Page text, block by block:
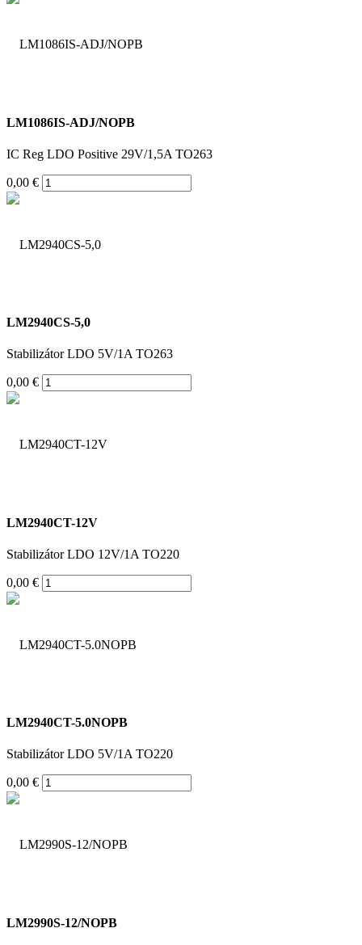
LM1086IS-ADJ/NOPB
IC Reg LDO Positive 29V/1,5A TO263
0,00 €
LM2940CS-5,0
Stabilizátor LDO 5V/1A TO263
0,00 €
LM2940CT-12V
Stabilizátor LDO 12V/1A TO220
0,00 €
LM2940CT-5.0NOPB
Stabilizátor LDO 5V/1A TO220
0,00 €
LM2990S-12/NOPB